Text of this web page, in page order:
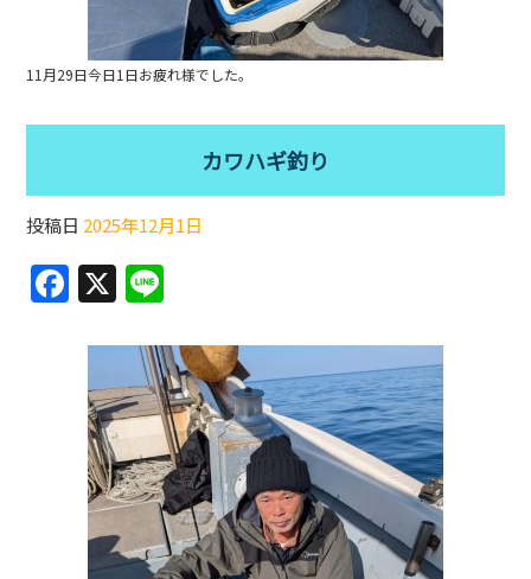
11月29日今日1日お疲れ様でした。
カワハギ釣り
投稿日 2025年12月1日
F
a
c
e
b
o
o
k
X
e